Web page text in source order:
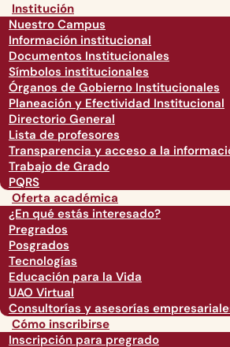
Institución
Nuestro Campus
Información institucional
Documentos Institucionales
Símbolos institucionales
Órganos de Gobierno Institucionales
Planeación y Efectividad Institucional
Directorio General
Lista de profesores
Transparencia y acceso a la
Trabajo de Grado
PQRS
Oferta académica
¿En qué estás interesado?
Pregrados
Posgrados
Tecnologías
Educación para la Vida
UAO Virtual
Consultorías y asesorías
Cómo inscribirse
Inscripción para pregrado